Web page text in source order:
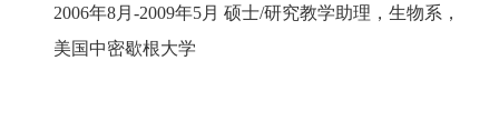
2006年8月-2009年5月 硕士/研究教学助理，生物系，
美国中密歇根大学